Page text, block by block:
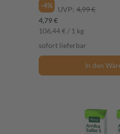
-4%
UVP: 4,99 €
4,79 €
106,44 € / 1 kg
sofort lieferbar
In den